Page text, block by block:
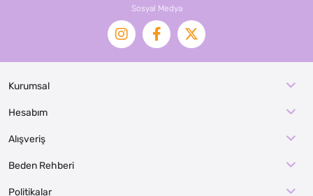
Sosyal Medya
Kurumsal
Hesabım
Alışveriş
Beden Rehberi
Politikalar